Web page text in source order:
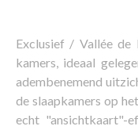
Exclusief / Vallée de
kamers, ideaal
adembenemend
de slaapkamers op
echt "ansichtkaart"-